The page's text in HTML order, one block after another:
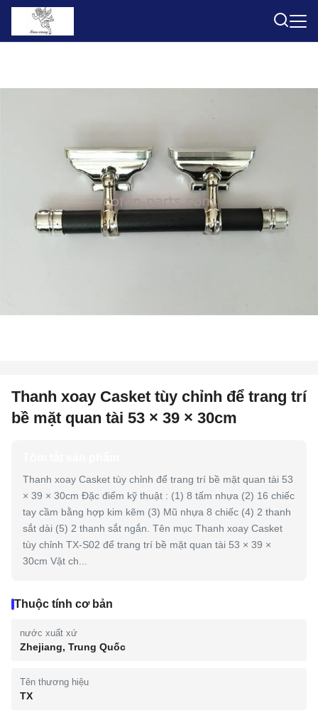
Thanh xoay Casket tùy chỉnh để trang trí
bề mặt quan tài 53 × 39 × 30cm
Thanh xoay Casket tùy chỉnh để trang trí bề mặt quan tài 53
× 39 × 30cm Đặc điểm kỹ thuật : (1) 8 tấm nhựa (2) 16 chiếc
tay cầm bằng hợp kim kẽm (3) Mũ nhựa 8 chiếc (4) 2 thanh
sắt dài (5) 2 thanh sắt ngắn. Tên mục Thanh xoay Casket
tùy chỉnh TX-S02 để trang trí bề mặt quan tài 53 × 39 ×
30cm Vật ch...
Thuộc tính cơ bản
nước xuất xứ
Zhejiang, Trung Quốc
Tên thương hiệu
TX